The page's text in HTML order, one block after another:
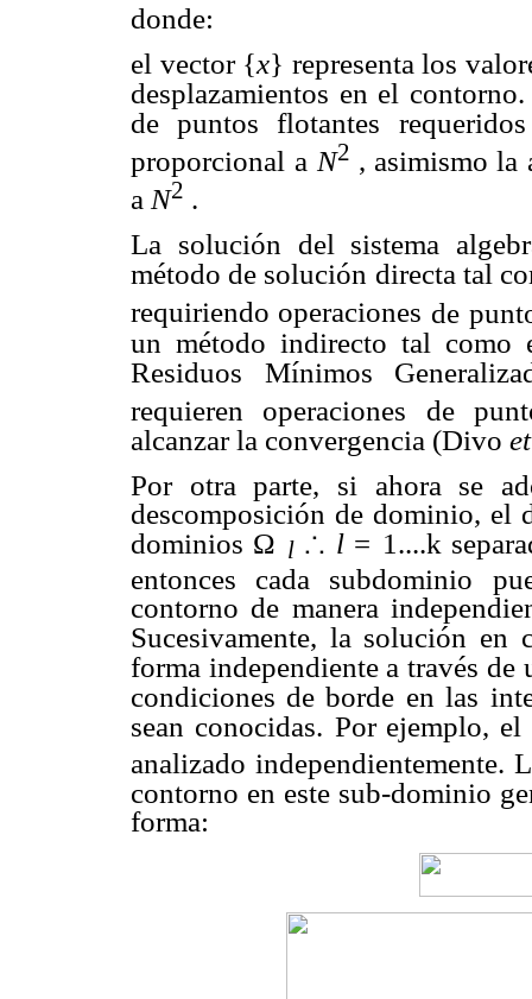
donde:
el vector {x} representa los
desplazamientos en el contorno.
de puntos flotantes
proporcional a N2 , asimismo la
a N2 .
La solución del sistema
método de solución directa tal
requiriendo operaciones de
un método indirecto tal como
Residuos Mínimos
requieren operaciones de
alcanzar la convergencia (Divo et
Por otra parte, si ahora se
descomposición de dominio,
dominios Ω l ∴ l = 1....k
entonces cada subdominio
contorno de manera
Sucesivamente, la solución en
forma independiente a través de
condiciones de borde en las
sean conocidas. Por ejemplo,
analizado independientemente.
contorno en este sub-dominio
forma: